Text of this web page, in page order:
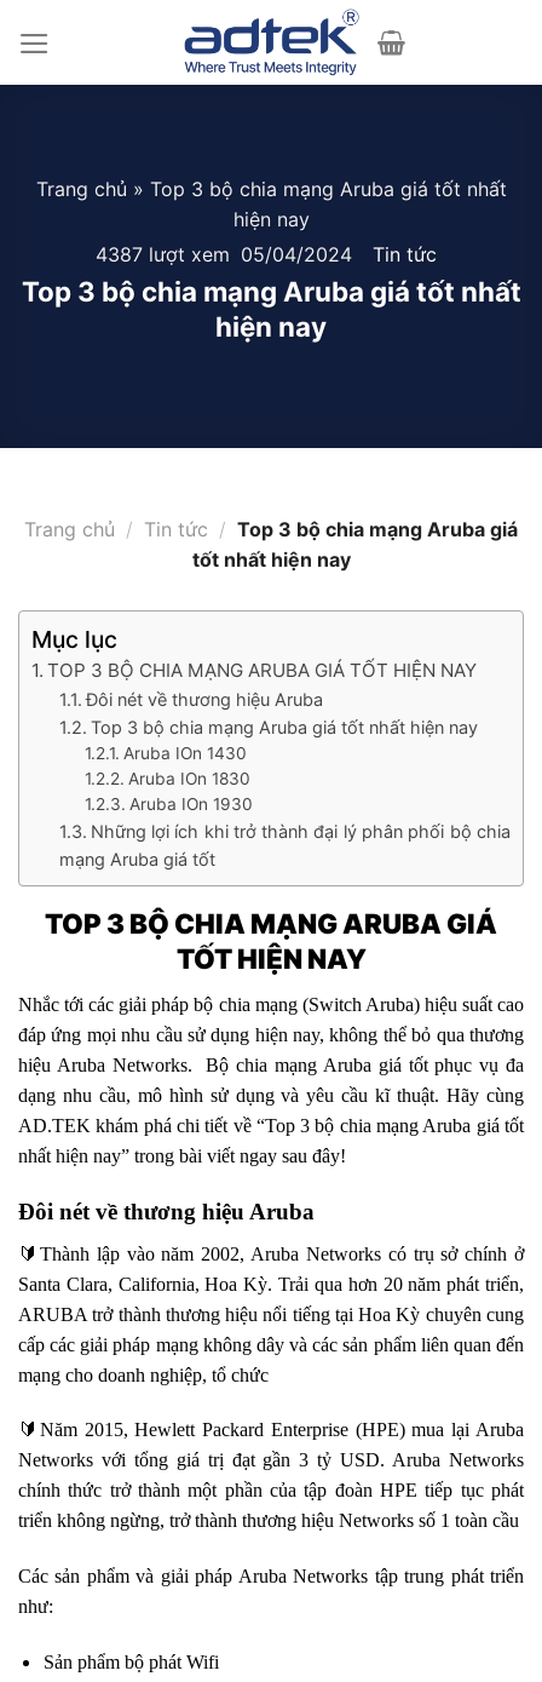
Trang chủ » Top 3 bộ chia mạng Aruba giá tốt nhất
hiện nay
4387 lượt xem 05/04/2024 Tin tức
Top 3 bộ chia mạng Aruba giá tốt nhất
hiện nay
Trang chủ / Tin tức / Top 3 bộ chia mạng Aruba giá
tốt nhất hiện nay
Mục lục
TOP 3 BỘ CHIA MẠNG ARUBA GIÁ TỐT HIỆN NAY
Đôi nét về thương hiệu Aruba
Top 3 bộ chia mạng Aruba giá tốt nhất hiện nay
Aruba IOn 1430
Aruba IOn 1830
Aruba IOn 1930
Những lợi ích khi trở thành đại lý phân phối bộ chia
mạng Aruba giá tốt
TOP 3 BỘ CHIA MẠNG ARUBA GIÁ
TỐT HIỆN NAY
Nhắc tới các giải pháp bộ chia mạng (Switch Aruba) hiệu suất cao
đáp ứng mọi nhu cầu sử dụng hiện nay, không thể bỏ qua thương
hiệu Aruba Networks. Bộ chia mạng Aruba giá tốt phục vụ đa
dạng nhu cầu, mô hình sử dụng và yêu cầu kĩ thuật. Hãy cùng
AD.TEK khám phá chi tiết về “Top 3 bộ chia mạng Aruba giá tốt
nhất hiện nay” trong bài viết ngay sau đây!
Đôi nét về thương hiệu Aruba
🔰Thành lập vào năm 2002, Aruba Networks có trụ sở chính ở
Santa Clara, California, Hoa Kỳ. Trải qua hơn 20 năm phát triển,
ARUBA trở thành thương hiệu nổi tiếng tại Hoa Kỳ chuyên cung
cấp các giải pháp mạng không dây và các sản phẩm liên quan đến
mạng cho doanh nghiệp, tổ chức
🔰Năm 2015, Hewlett Packard Enterprise (HPE)mua lại Aruba
Networks với tổng giá trị đạt gần 3 tỷ USD. Aruba Networks
chính thức trở thành một phần của tập đoàn HPE tiếp tụcphát
triển không ngừng, trở thành thương hiệu Networks số 1 toàn cầu
Các sản phẩm và giải pháp Aruba Networks tập trung phát triển
như:
Sản phẩm bộ phát Wifi